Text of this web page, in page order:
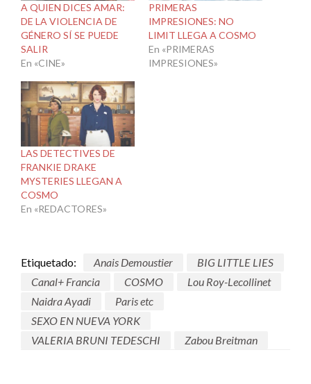
A QUIEN DICES AMAR:
DE LA VIOLENCIA DE
GÉNERO SÍ SE PUEDE
SALIR
En «CINE»
PRIMERAS
IMPRESIONES: NO
LIMIT LLEGA A COSMO
En «PRIMERAS
IMPRESIONES»
LAS DETECTIVES DE
FRANKIE DRAKE
MYSTERIES LLEGAN A
COSMO
En «REDACTORES»
Etiquetado: Anais Demoustier
BIG LITTLE LIES
Canal+ Francia
COSMO
Lou Roy-Lecollinet
Naidra Ayadi
Paris etc
SEXO EN NUEVA YORK
VALERIA BRUNI TEDESCHI
Zabou Breitman